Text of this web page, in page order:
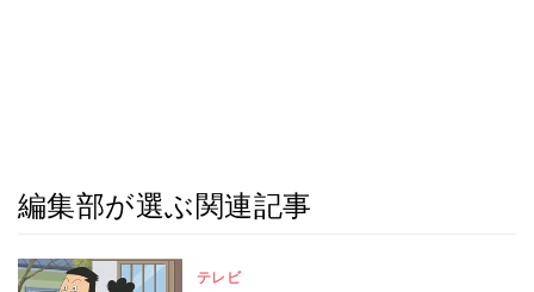
編集部が選ぶ関連記事
テレビ